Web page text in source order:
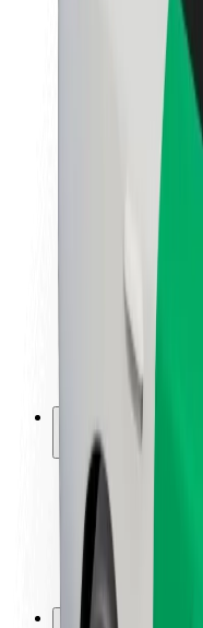
Kestävä
Project Zero
Uutishuone
Brändiohjeistus
Sijoittajasuhteet
Brändi
Media
Urban Fund
Turvallisuus
Matkustajan
Kuljettajan
Potkulautojen
Turvallisuus Lab
Kaupungit